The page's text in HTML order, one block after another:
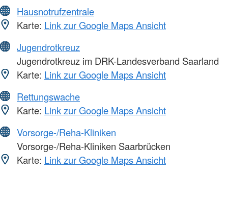
Hausnotrufzentrale
Karte: Link zur Google Maps Ansicht
Jugendrotkreuz
Jugendrotkreuz im DRK-Landesverband Saarland
Karte: Link zur Google Maps Ansicht
Rettungswache
Karte: Link zur Google Maps Ansicht
Vorsorge-/Reha-Kliniken
Vorsorge-/Reha-Kliniken Saarbrücken
Karte: Link zur Google Maps Ansicht